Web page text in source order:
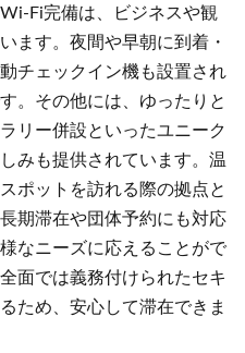
Fi完備は、ビジネスや観
ます。夜間や早朝に到着・
チェックイン機も設置され
。その他には、ゆったりと
リー併設といったユニーク
みも提供されています。温
ポットを訪れる際の拠点と
期滞在や団体予約にも対応
なニーズに応えることがで
面では義務付けられたセキ
ため、安心して滞在できま